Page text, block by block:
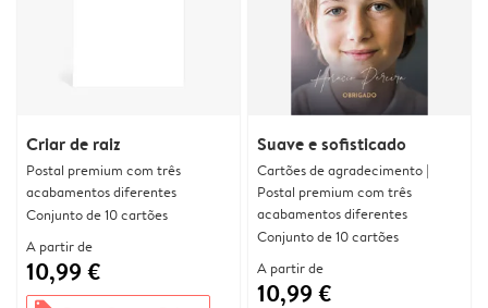
Criar de raiz
Postal premium com três
acabamentos diferentes
Conjunto de 10 cartões
A partir de
10,99 €
Suave e sofisticado
Cartões de agradecimento |
Postal premium com três
acabamentos diferentes
Conjunto de 10 cartões
A partir de
10,99 €